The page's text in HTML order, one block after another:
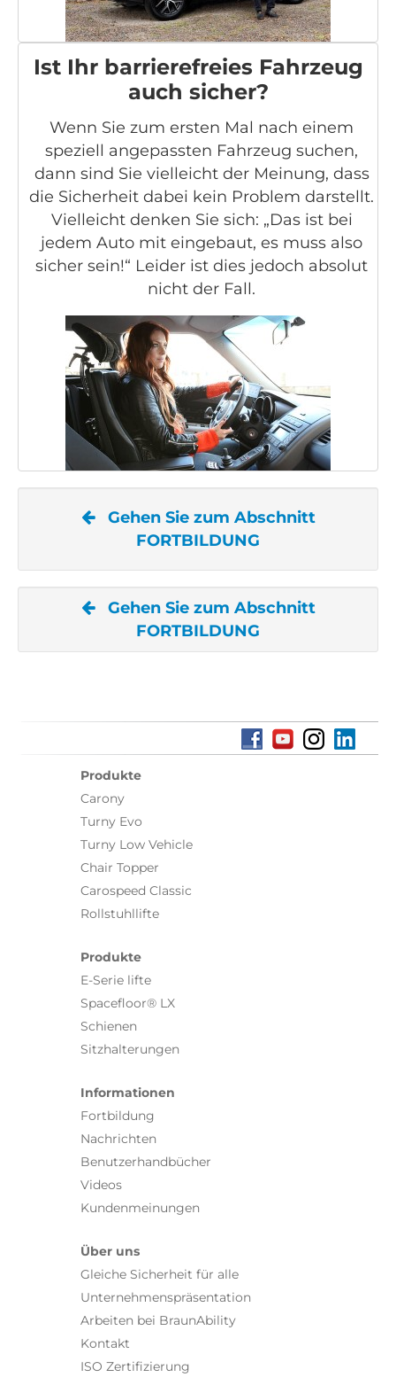
Ist Ihr barrierefreies Fahrzeug
auch sicher?
Wenn Sie zum ersten Mal nach einem
speziell angepassten Fahrzeug suchen,
dann sind Sie vielleicht der Meinung, dass
die Sicherheit dabei kein Problem darstellt.
Vielleicht denken Sie sich: „Das ist bei
jedem Auto mit eingebaut, es muss also
sicher sein!“ Leider ist dies jedoch absolut
nicht der Fall.
Gehen Sie zum Abschnitt
FORTBILDUNG
Gehen Sie zum Abschnitt
FORTBILDUNG
Produkte
Carony
Turny Evo
Turny Low Vehicle
Chair Topper
Carospeed Classic
Rollstuhllifte
Produkte
E-Serie lifte
Spacefloor® LX
Schienen
Sitzhalterungen
Informationen
Fortbildung
Nachrichten
Benutzerhandbücher
Videos
Kundenmeinungen
Über uns
Gleiche Sicherheit für alle
Unternehmenspräsentation
Arbeiten bei BraunAbility
Kontakt
ISO Zertifizierung